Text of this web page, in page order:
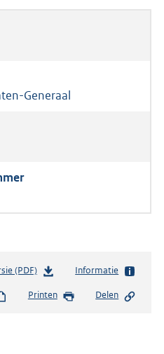
Generaal
(PDF)b
s
Informatie
Printen Delen